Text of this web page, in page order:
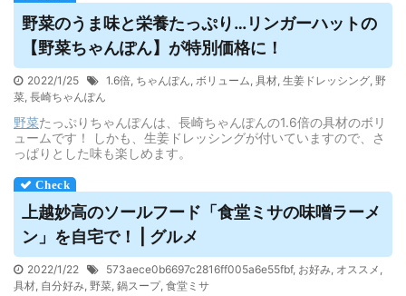
野菜のうま味と栄養たっぷり…リンガーハットの
【野菜ちゃんぽん】が特別価格に！
2022/1/25 1.6倍, ちゃんぽん, ボリューム, 具材, 生姜ドレッシング, 野
菜, 長崎ちゃんぽん
野菜たっぷりちゃんぽんは、長崎ちゃんぽんの1.6倍の具材のボリ
ュームです！ しかも、生姜ドレッシングが付いていますので、さ
っぱりとした味も楽しめます。
上越妙高のソールフード「食堂ミサの味噌ラーメ
ン」を自宅で！ | グルメ
2022/1/22 573aece0b6697c2816ff005a6e55fbf, お好み, オススメ ,
具材, 自分好み, 野菜, 鍋スープ, 食堂ミサ